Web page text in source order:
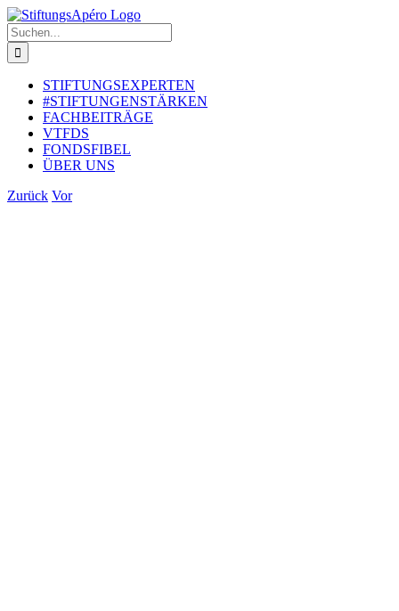
Zum
Inhalt
springen
Suche
nach:
STIFTUNGSEXPERTEN
#STIFTUNGENSTÄRKEN
FACHBEITRÄGE
VTFDS
FONDSFIBEL
ÜBER UNS
Zurück Vor